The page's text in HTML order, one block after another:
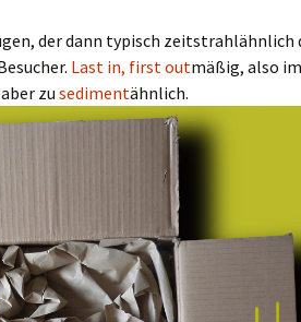
der dann typisch zeitstrahlähnlich
Last in, first outmäßig, also im
zu sedimentähnlich.